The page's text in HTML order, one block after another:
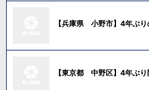
【兵庫県 小野市】4年ぶ
【東京都 中野区】4年ぶ